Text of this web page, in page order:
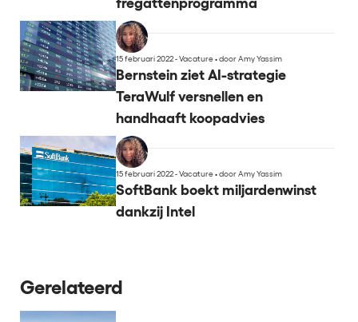
fregattenprogramma
15 februari 2022 - Vacature•door Amy Yassim
Bernstein ziet AI-strategie
TeraWulf versnellen en
handhaaft koopadvies
15 februari 2022 - Vacature•door Amy Yassim
SoftBank boekt miljardenwinst
dankzij Intel
Gerelateerd